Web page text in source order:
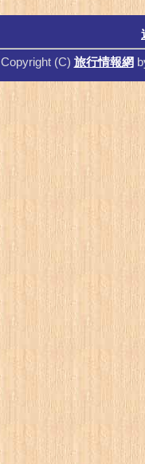
Copyright (C) 旅行情報網